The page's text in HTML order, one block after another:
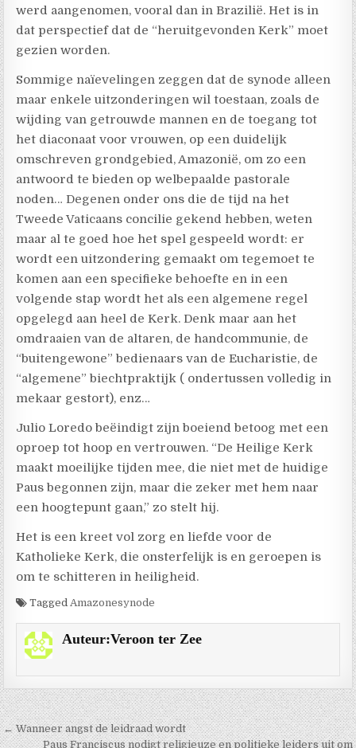
werd aangenomen, vooral dan in Brazilië. Het is in
dat perspectief dat de “heruitgevonden Kerk” moet
gezien worden.
Sommige naïevelingen zeggen dat de synode alleen
maar enkele uitzonderingen wil toestaan, zoals de
wijding van getrouwde mannen en de toegang tot
het diaconaat voor vrouwen, op een duidelijk
omschreven grondgebied, Amazonië, om zo een
antwoord te bieden op welbepaalde pastorale
noden… Degenen onder ons die de tijd na het
Tweede Vaticaans concilie gekend hebben, weten
maar al te goed hoe het spel gespeeld wordt: er
wordt een uitzondering gemaakt om tegemoet te
komen aan een specifieke behoefte en in een
volgende stap wordt het als een algemene regel
opgelegd aan heel de Kerk. Denk maar aan het
omdraaien van de altaren, de handcommunie, de
“buitengewone” bedienaars van de Eucharistie, de
“algemene” biechtpraktijk ( ondertussen volledig in
mekaar gestort), enz…
Julio Loredo beëindigt zijn boeiend betoog met een
oproep tot hoop en vertrouwen. “De Heilige Kerk
maakt moeilijke tijden mee, die niet met de huidige
Paus begonnen zijn, maar die zeker met hem naar
een hoogtepunt gaan,” zo stelt hij.
Het is een kreet vol zorg en liefde voor de
Katholieke Kerk, die onsterfelijk is en geroepen is
om te schitteren in heiligheid.
Tagged Amazonesynode
Auteur:Veroon ter Zee
Berichtnavigatie
← Wanneer angst de leidraad wordt
Paus Franciscus nodigt religieuze en politieke leiders uit om